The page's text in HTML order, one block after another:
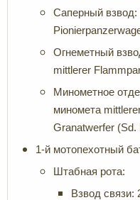
Саперный взвод:
Огнеметный
mittlerer
Минометное
миномета
Granatwerfer (Sd.
1-й мотопехотный
Штабная рота:
Взвод